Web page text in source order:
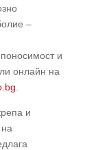
–
и
онлайн на
и